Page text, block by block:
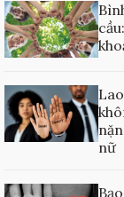
nữ